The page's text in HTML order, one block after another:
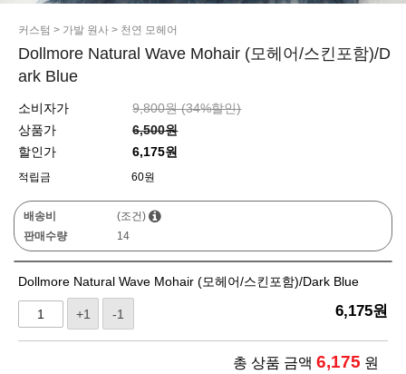
커스텀 > 가발 원사 > 천연 모헤어
Dollmore Natural Wave Mohair (모헤어/스킨포함)/D
ark Blue
소비자가 9,800원 (34%할인)
상품가
6,500원
할인가
6,175원
적립금 60원
배송비
(조건)
판매수량
14
Dollmore Natural Wave Mohair (모헤어/스킨포함)/Dark Blue
+1 -1 6,175원
총 상품 금액 6,175 원